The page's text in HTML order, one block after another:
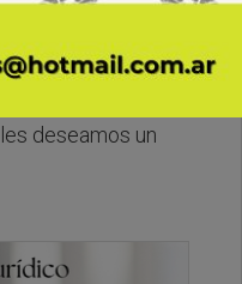
Hs.
deseamos un